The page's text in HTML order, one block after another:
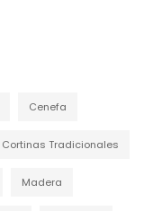
Cenefa
Cortinas Tradicionales
Madera